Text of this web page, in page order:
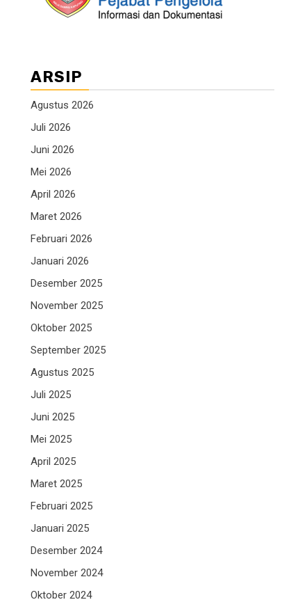
ARSIP
Agustus 2026
Juli 2026
Juni 2026
Mei 2026
April 2026
Maret 2026
Februari 2026
Januari 2026
Desember 2025
November 2025
Oktober 2025
September 2025
Agustus 2025
Juli 2025
Juni 2025
Mei 2025
April 2025
Maret 2025
Februari 2025
Januari 2025
Desember 2024
November 2024
Oktober 2024